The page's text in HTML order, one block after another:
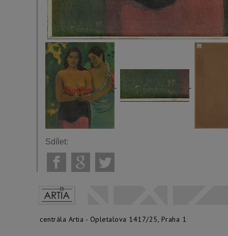
Sdílet:
centrála Artia - Opletalova 1417/25, Praha 1